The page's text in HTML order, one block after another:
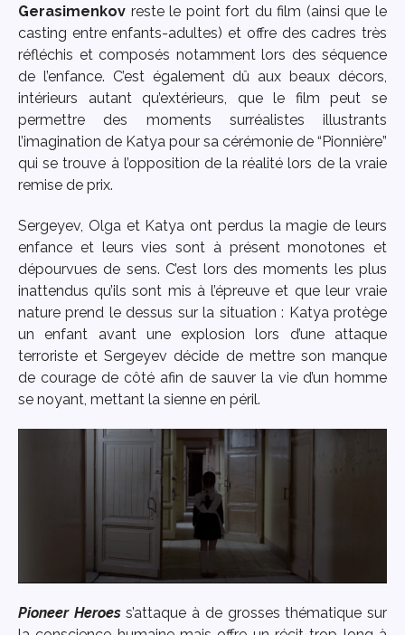
Gerasimenkov reste le point fort du film (ainsi que le
casting entre enfants-adultes) et offre des cadres très
réfléchis et composés notamment lors des séquence
de l’enfance. C’est également dû aux beaux décors,
intérieurs autant qu’extérieurs, que le film peut se
permettre des moments surréalistes illustrants
l’imagination de Katya pour sa cérémonie de “Pionnière”
qui se trouve à l’opposition de la réalité lors de la vraie
remise de prix.
Sergeyev, Olga et Katya ont perdus la magie de leurs
enfance et leurs vies sont à présent monotones et
dépourvues de sens. C’est lors des moments les plus
inattendus qu’ils sont mis à l’épreuve et que leur vraie
nature prend le dessus sur la situation : Katya protège
un enfant avant une explosion lors d’une attaque
terroriste et Sergeyev décide de mettre son manque
de courage de côté afin de sauver la vie d’un homme
se noyant, mettant la sienne en péril.
Pioneer Heroess’attaque à de grosses thématique sur